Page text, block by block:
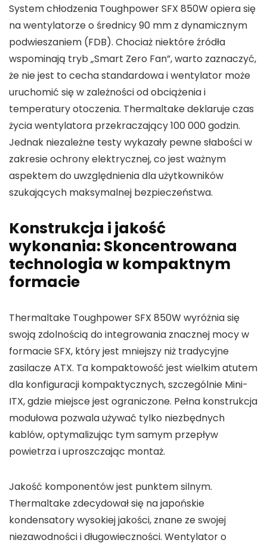
System chłodzenia Toughpower SFX 850W opiera się
na wentylatorze o średnicy 90 mm z dynamicznym
podwieszaniem (FDB). Chociaż niektóre źródła
wspominają tryb „Smart Zero Fan”, warto zaznaczyć,
że nie jest to cecha standardowa i wentylator może
uruchomić się w zależności od obciążenia i
temperatury otoczenia. Thermaltake deklaruje czas
życia wentylatora przekraczający 100 000 godzin.
Jednak niezależne testy wykazały pewne słabości w
zakresie ochrony elektrycznej, co jest ważnym
aspektem do uwzględnienia dla użytkowników
szukających maksymalnej bezpieczeństwa.
Konstrukcja i jakość
wykonania: Skoncentrowana
technologia w kompaktnym
formacie
Thermaltake Toughpower SFX 850W wyróżnia się
swoją zdolnością do integrowania znacznej mocy w
formacie SFX, który jest mniejszy niż tradycyjne
zasilacze ATX. Ta kompaktowość jest wielkim atutem
dla konfiguracji kompaktycznych, szczególnie Mini-
ITX, gdzie miejsce jest ograniczone. Pełna konstrukcja
modułowa pozwala używać tylko niezbędnych
kablów, optymalizując tym samym przepływ
powietrza i uproszczając montaż.
Jakość komponentów jest punktem silnym.
Thermaltake zdecydował się na japońskie
kondensatory wysokiej jakości, znane ze swojej
niezawodności i długowieczności. Wentylator o